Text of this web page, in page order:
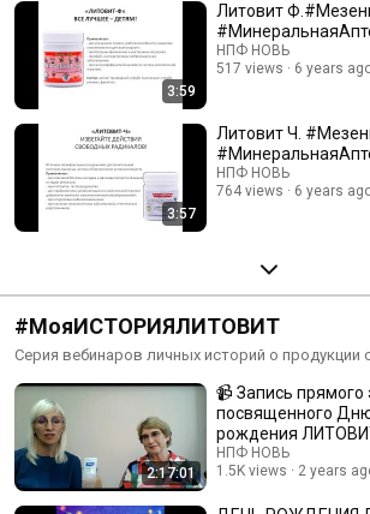
3:59
Литовит
НПФ НОВЬ
517 views
6 years
3:57
Литовит Ч.
НПФ НОВЬ
764 views
6 years
#МояИСТОРИЯЛИТОВИТ
Серия вебинаров личных историй о продукции
2:17:01
📹 Запись прямого
посвященного
рождения
НПФ НОВЬ
1.5K views
2 years